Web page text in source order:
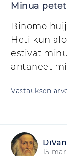
Minua
Binomo
Heti kun
estivät
antaneet
Vastauksen
15